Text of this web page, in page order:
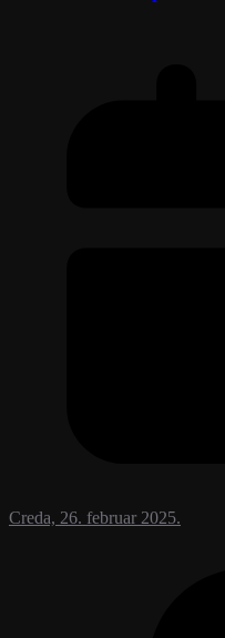
Creda, 26. februar 2025.